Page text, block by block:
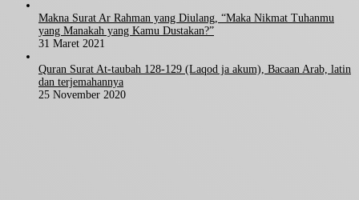
Makna Surat Ar Rahman yang Diulang, “Maka Nikmat Tuhanmu
yang Manakah yang Kamu Dustakan?”
31 Maret 2021
Quran Surat At-taubah 128-129 (Laqod ja akum), Bacaan Arab, latin
dan terjemahannya
25 November 2020